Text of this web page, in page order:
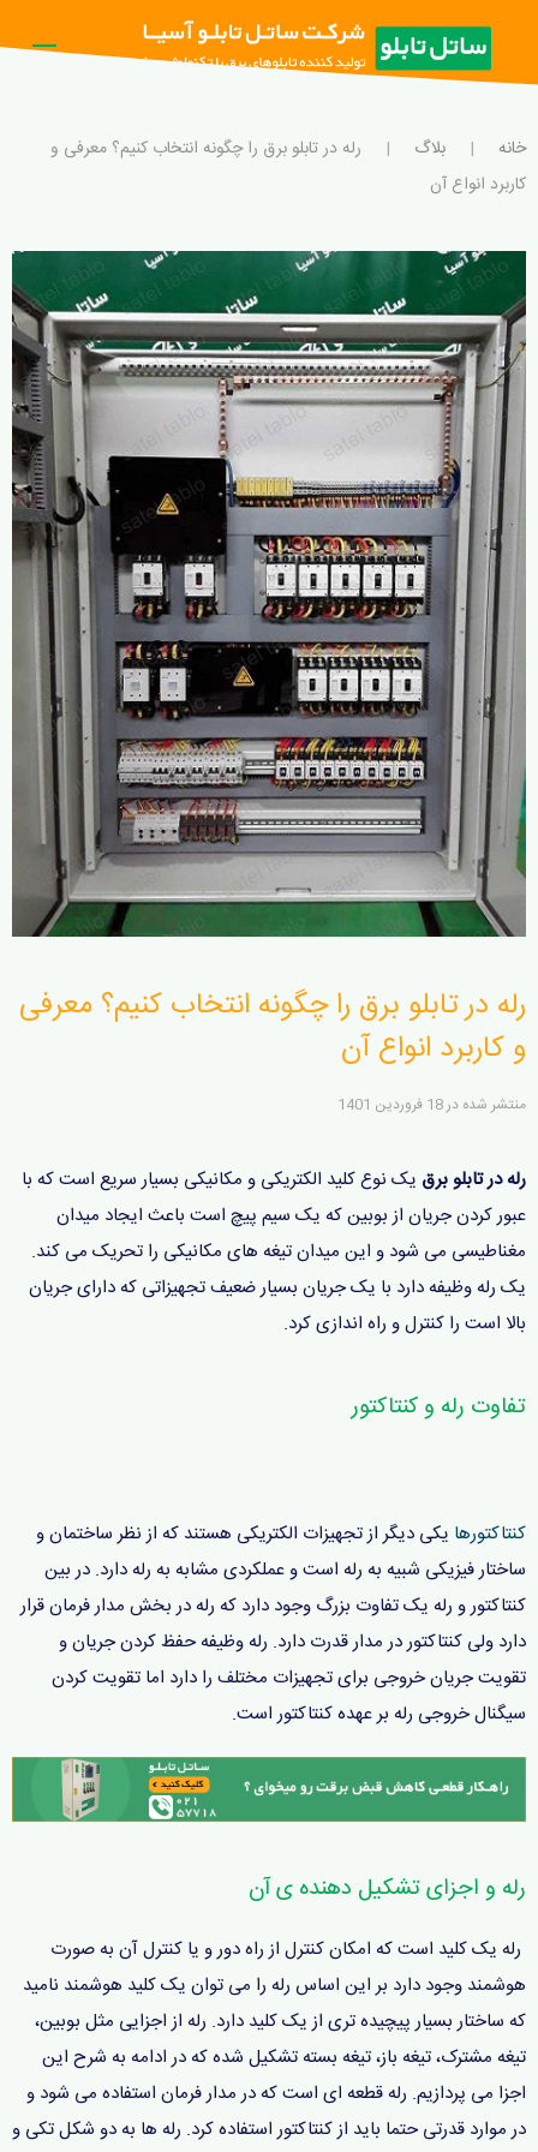
خانه بلاگ
رله در تابلو برق را چگونه انتخاب کنیم؟ معرفی و
کاربرد انواع آن
رله در تابلو برق را چگونه انتخاب کنیم؟ معرفی
و کاربرد انواع آن
منتشر شده در 18 فروردين 1401
رله در تابلو برق یک نوع کلید الکتریکی و مکانیکی بسیار سریع است که با
عبور کردن جریان از بوبین که یک سیم پیچ است باعث ایجاد میدان
مغناطیسی می شود و این میدان تیغه های مکانیکی را تحریک می کند.
یک رله وظیفه دارد با یک جریان بسیار ضعیف تجهیزاتی که دارای جریان
بالا است را کنترل و راه اندازی کرد.
تفاوت رله و کنتاکتور
کنتاکتورها یکی دیگر از تجهیزات الکتریکی هستند که از نظر ساختمان و
ساختار فیزیکی شبیه به رله است و عملکردی مشابه به رله دارد. در بین
کنتاکتور و رله یک تفاوت بزرگ وجود دارد که رله در بخش مدار فرمان قرار
دارد ولی کنتاکتور در مدار قدرت دارد. رله وظیفه حفظ کردن جریان و
تقویت جریان خروجی برای تجهیزات مختلف را دارد اما تقویت کردن
سیگنال خروجی رله بر عهده کنتاکتور است.
رله و اجزای تشکیل دهنده ی آن
رله یک کلید است که امکان کنترل از راه دور و یا کنترل آن به صورت
هوشمند وجود دارد بر این اساس رله را می توان یک کلید هوشمند نامید
که ساختار بسیار پیچیده تری از یک کلید دارد. رله از اجزایی مثل بوبین،
تیغه مشترک، تیغه باز، تیغه بسته تشکیل شده که در ادامه به شرح این
اجزا می پردازیم. رله قطعه ای است که در مدار فرمان استفاده می شود و
در موارد قدرتی حتما باید از کنتاکتور استفاده کرد. رله ها به دو شکل تکی و